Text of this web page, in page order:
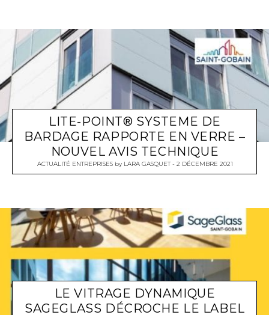
LITE-POINT® SYSTEME DE
BARDAGE RAPPORTE EN VERRE –
NOUVEL AVIS TECHNIQUE
ACTUALITÉ ENTREPRISESby LARA GASQUET 2 DÉCEMBRE 2021
LE VITRAGE DYNAMIQUE
SAGEGLASS DÉCROCHE LE LABEL